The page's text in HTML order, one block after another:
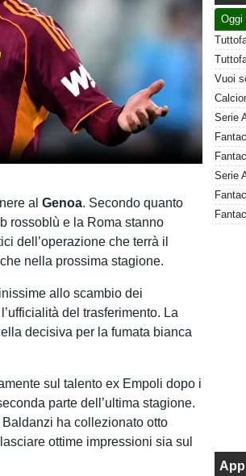
alGenoa. Secondo quanto
rossoblù e la Roma stanno
dell’operazione che terrà il
nella prossima stagione.
allo scambio dei
del trasferimento. La
decisiva per la fumata bianca
sul talento ex Empoli dopo i
parte dell’ultima stagione.
ha collezionato otto
ottime impressioni sia sul
Oggi
Serie